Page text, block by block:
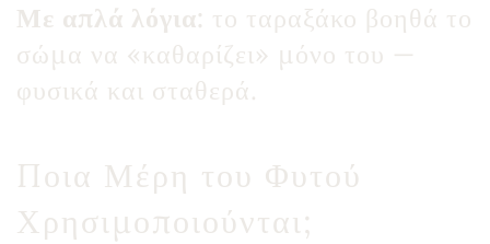
Με απλά λόγια: το ταραξάκο βοηθά το
σώμα να «καθαρίζει» μόνο του —
φυσικά και σταθερά.
Ποια Μέρη του Φυτού
Χρησιμοποιούνται;